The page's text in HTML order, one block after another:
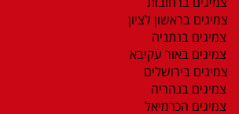
צמיגים בראשון לציון
צמיגים בנתניה
צמיגים באור עקיבא
צמיגים בירושלים
צמיגים בנהריה
צמיגים הכרמיאל